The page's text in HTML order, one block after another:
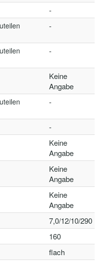
-
-
-
Keine
Angabe
-
-
Keine
Angabe
Keine
Angabe
Keine
Angabe
7,0/12/10/290
160
flach